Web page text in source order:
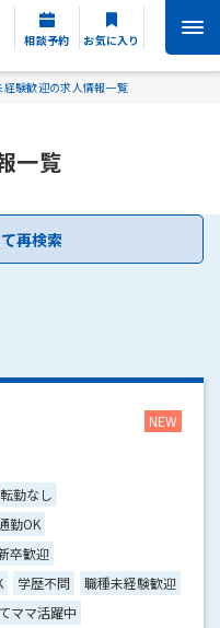
相談予約 お気に入り
経験歓迎の求人情報一覧
一覧
再検索
転勤なし
勤OK
卒歓迎
学歴不問
職種未経験歓迎
ママ活躍中